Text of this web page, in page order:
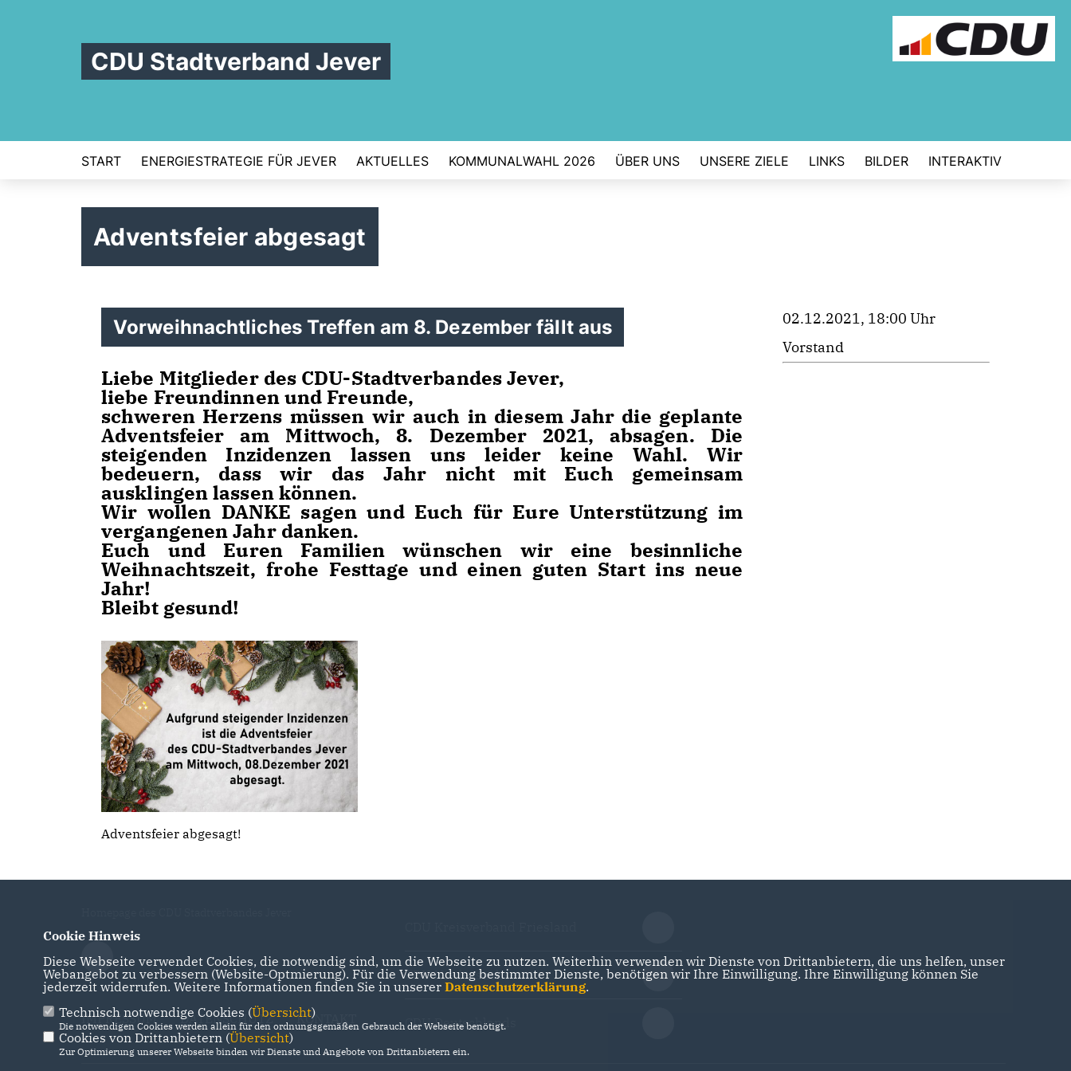
CDU Stadtverband Jever
START ENERGIESTRATEGIE FÜR JEVER AKTUELLES KOMMUNALWAHL 2026 ÜBER UNS UNSERE ZIELE LINKS BILDER INTERAKTIV
Adventsfeier abgesagt
Vorweihnachtliches Treffen am 8. Dezember fällt aus
Liebe Mitglieder des CDU-Stadtverbandes Jever,
liebe Freundinnen und Freunde,
schweren Herzens müssen wir auch in diesem Jahr die geplante
Adventsfeier am Mittwoch, 8. Dezember 2021, absagen. Die
steigenden Inzidenzen lassen uns leider keine Wahl. Wir
bedeuern, dass wir das Jahr nicht mit Euch gemeinsam
ausklingen lassen können.
Wir wollen DANKE sagen und Euch für Eure Unterstützung im
vergangenen Jahr danken.
Euch und Euren Familien wünschen wir eine besinnliche
Weihnachtszeit, frohe Festtage und einen guten Start ins neue
Jahr!
Bleibt gesund!
Adventsfeier abgesagt!
02.12.2021, 18:00 Uhr
Vorstand
IMPRESSUM DATENSCHUTZ KONTAKT
CDU Niedersachsen
CDU Deutschlands
Cookie Hinweis
Diese Webseite verwendet Cookies, die notwendig sind, um die Webseite zu nutzen. Weiterhin verwenden wir Dienste von Drittanbietern, die uns helfen, unser
Webangebot zu verbessern (Website-Optmierung). Für die Verwendung bestimmter Dienste, benötigen wir Ihre Einwilligung. Ihre Einwilligung können Sie
jederzeit widerrufen. Weitere Informationen finden Sie in unserer Datenschutzerklärung.
Technisch notwendige Cookies (Übersicht)
Die notwendigen Cookies werden allein für den ordnungsgemäßen Gebrauch der Webseite benötigt.
Cookies von Drittanbietern (Übersicht)
Zur Optimierung unserer Webseite binden wir Dienste und Angebote von Drittanbietern ein.